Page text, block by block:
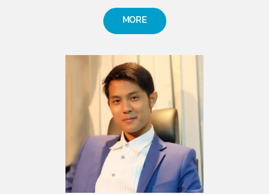
MORE